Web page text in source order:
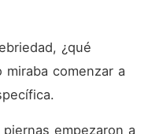
¿qué
comenzar a
empezaron a